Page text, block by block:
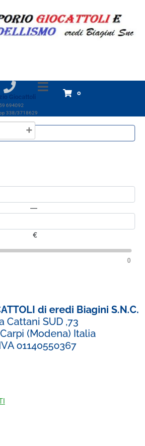
Giocattoli
694092
338/3718629
0
trovato nessun prodotto che
alla tua selezione.
—
€
0
di eredi Biagini S.N.C.
Cattani SUD ,73
(Modena) Italia
01140550367